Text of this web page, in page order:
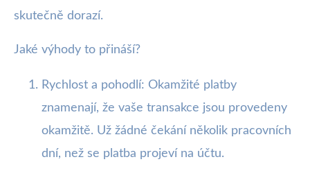
skutečně dorazí.
Jaké výhody to přináší?
Rychlost a pohodlí: Okamžité platby
znamenají, že vaše transakce jsou provedeny
okamžitě. Už žádné čekání několik pracovních
dní, než se platba projeví na účtu.